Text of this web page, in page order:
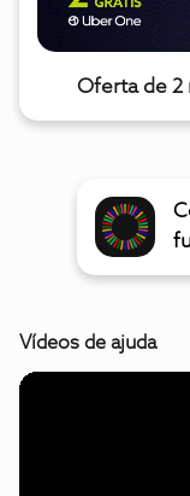
Oferta de 2
Vídeos de ajuda